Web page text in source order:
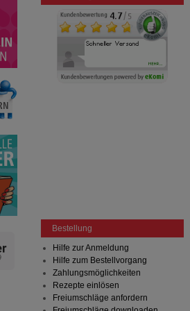
Bestellung
Hilfe zur Anmeldung
Hilfe zum Bestellvorgang
Zahlungsmöglichkeiten
Rezepte einlösen
Freiumschläge anfordern